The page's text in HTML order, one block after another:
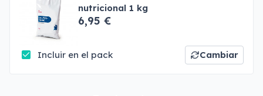
nutricional 1 kg
6,95 €
Incluir en el pack Cambiar